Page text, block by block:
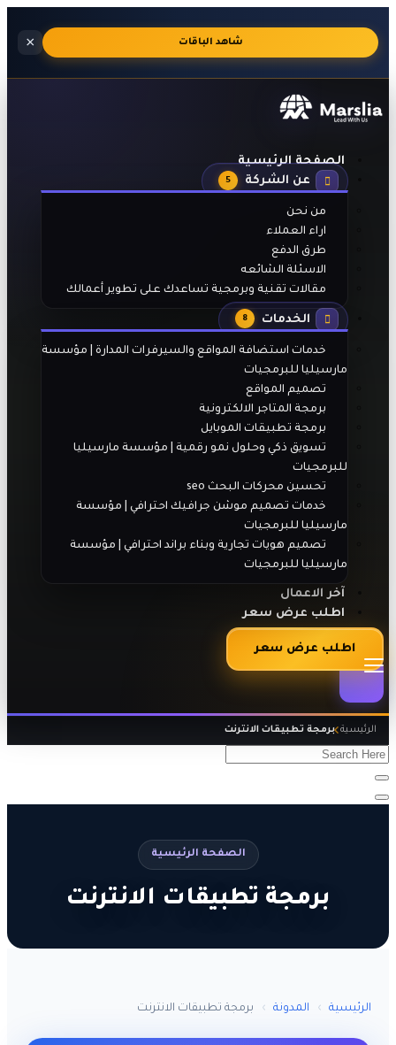
🔥
احترافية
بالجنيه
مع
تفعيل
الدفع
شاهد الباقات ×
الصفحة الرئيسية
عن الشركة
5
من نحن
اراء العملاء
طرق الدفع
الاسئلة الشائعه
مقالات تقنية وبرمجية تساعدك على تطوير أعمالك
الخدمات 8
خدمات استضافة المواقع والسيرفرات المدارة | مؤسسة
مارسيليا للبرمجيات
تصميم المواقع
برمجة المتاجر الالكترونية
برمجة تطبيقات الموبايل
تسويق ذكي وحلول نمو رقمية | مؤسسة مارسيليا
للبرمجيات
تحسين محركات البحث seo
خدمات تصميم موشن جرافيك احترافي | مؤسسة
مارسيليا للبرمجيات
تصميم هويات تجارية وبناء براند احترافي | مؤسسة
مارسيليا للبرمجيات
آخر الاعمال
اطلب عرض سعر
اطلب عرض سعر
الرئيسية برمجة تطبيقات الانترنت
الصفحة الرئيسية
برمجة تطبيقات الانترنت
الرئيسية › المدونة › برمجة تطبيقات الانترنت